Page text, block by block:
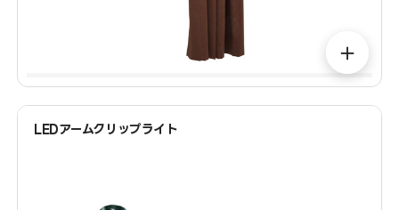
＋
LEDアームクリップライト